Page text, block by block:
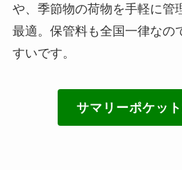
や、季節物の荷物を手軽に管
最適。保管料も全国一律なの
すいです。
サマリーポケッ